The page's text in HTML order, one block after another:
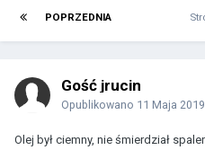
POPRZEDNIA
Gość jrucin
Opublikowano 11 Maja 2019
Olej był ciemny, nie śmierdział